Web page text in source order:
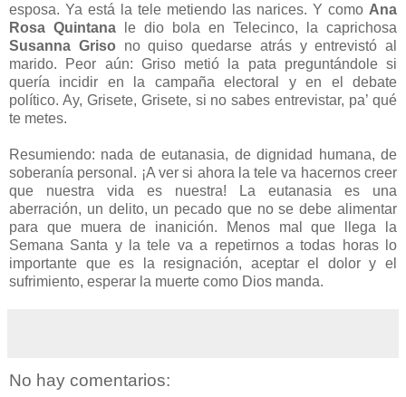
esposa. Ya está la tele metiendo las narices. Y como Ana
Rosa Quintana le dio bola en Telecinco, la caprichosa
Susanna Griso no quiso quedarse atrás y entrevistó al
marido. Peor aún: Griso metió la pata preguntándole si
quería incidir en la campaña electoral y en el debate
político. Ay, Grisete, Grisete, si no sabes entrevistar, pa’ qué
te metes.
Resumiendo: nada de eutanasia, de dignidad humana, de
soberanía personal. ¡A ver si ahora la tele va hacernos creer
que nuestra vida es nuestra! La eutanasia es una
aberración, un delito, un pecado que no se debe alimentar
para que muera de inanición. Menos mal que llega la
Semana Santa y la tele va a repetirnos a todas horas lo
importante que es la resignación, aceptar el dolor y el
sufrimiento, esperar la muerte como Dios manda.
No hay comentarios: